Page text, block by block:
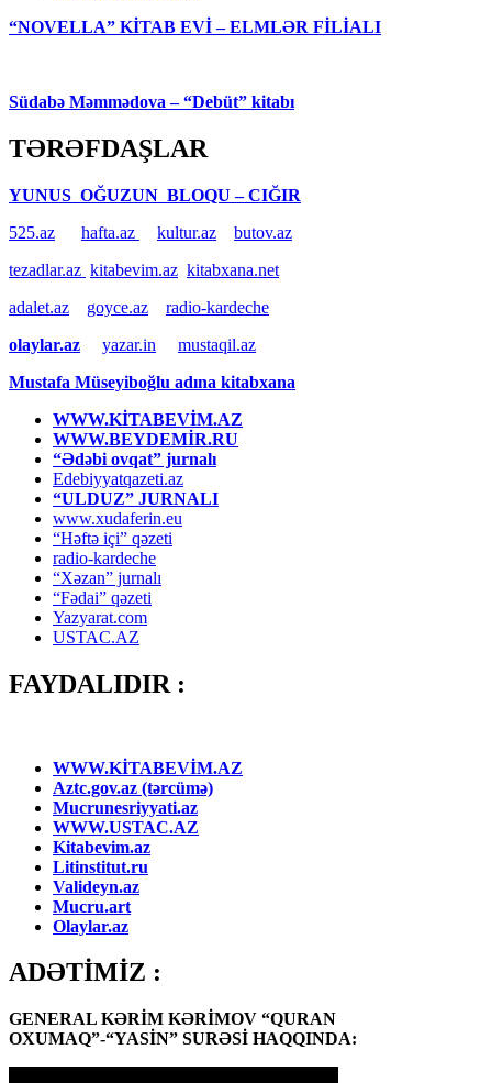
“NOVELLA” KİTAB EVİ – ELMLƏR FİLİALI
Südabə Məmmədova – “Debüt” kitabı
TƏRƏFDAŞLAR
YUNUS OĞUZUN BLOQU – CIĞIR
525.az
hafta.az kultur.az
butov.az
tezadlar.az kitabevim.az kitabxana.net
adalet.az
goyce.az
radio-kardeche
olaylar.az
yazar.in
mustaqil.az
Mustafa Müseyiboğlu adına kitabxana
WWW.KİTABEVİM.AZ
WWW.BEYDEMİR.RU
“Ədəbi ovqat” jurnalı
Edebiyyatqazeti.az
“ULDUZ” JURNALI
www.xudaferin.eu
“Həftə içi” qəzeti
radio-kardeche
“Xəzan” jurnalı
“Fədai” qəzeti
Yazyarat.com
USTAC.AZ
FAYDALIDIR :
WWW.KİTABEVİM.AZ
Aztc.gov.az (tərcümə)
Mucrunesriyyati.az
WWW.USTAC.AZ
Kitabevim.az
Litinstitut.ru
Valideyn.az
Mucru.art
Olaylar.az
ADƏTİMİZ :
GENERAL KƏRİM KƏRİMOV “QURAN
OXUMAQ”-“YASİN” SURƏSİ HAQQINDA: